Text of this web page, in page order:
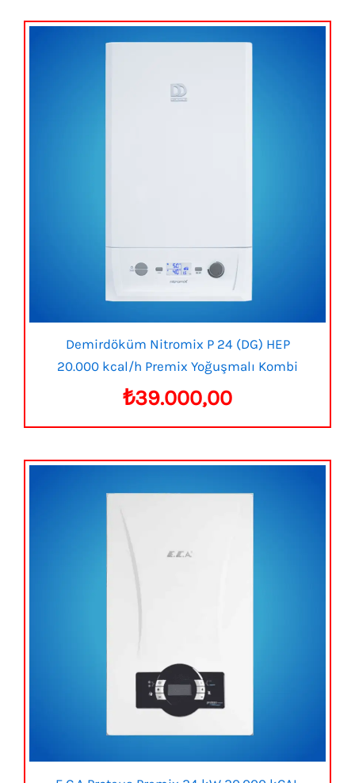
Demirdöküm Nitromix P 24 (DG) HEP
20.000 kcal/h Premix Yoğuşmalı Kombi
₺39.000,00